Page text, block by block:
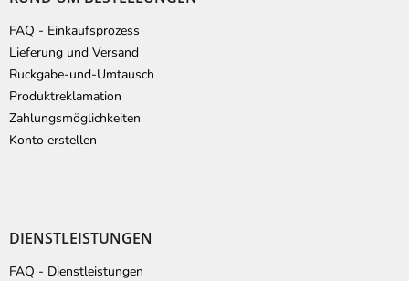
FAQ - Einkaufsprozess
Lieferung und Versand
Ruckgabe-und-Umtausch
Produktreklamation
Zahlungsmöglichkeiten
Konto erstellen
DIENSTLEISTUNGEN
FAQ - Dienstleistungen